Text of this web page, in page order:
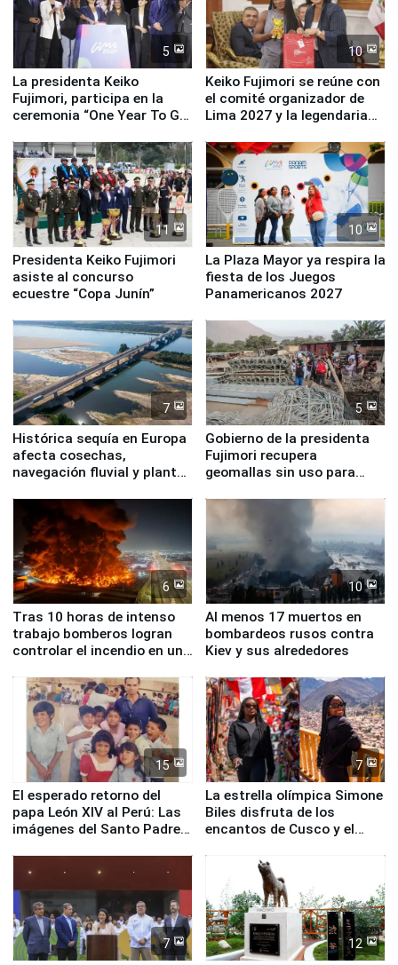
5
La presidenta Keiko
Fujimori, participa en la
ceremonia “One Year To Go
10
Keiko Fujimori se reúne con
el comité organizador de
Lima 2027 y la legendaria
11
Presidenta Keiko Fujimori
asiste al concurso
ecuestre “Copa Junín”
10
La Plaza Mayor ya respira la
fiesta de los Juegos
Panamericanos 2027
7
Histórica sequía en Europa
afecta cosechas,
navegación fluvial y plantas
5
Gobierno de la presidenta
Fujimori recupera
geomallas sin uso para
Fenómeno El Niño
6
Tras 10 horas de intenso
trabajo bomberos logran
controlar el incendio en una
de Chile
10
Al menos 17 muertos en
bombardeos rusos contra
Kiev y sus alrededores
15
El esperado retorno del
papa León XIV al Perú: Las
imágenes del Santo Padre
7
La estrella olímpica Simone
Biles disfruta de los
encantos de Cusco y el
7 12